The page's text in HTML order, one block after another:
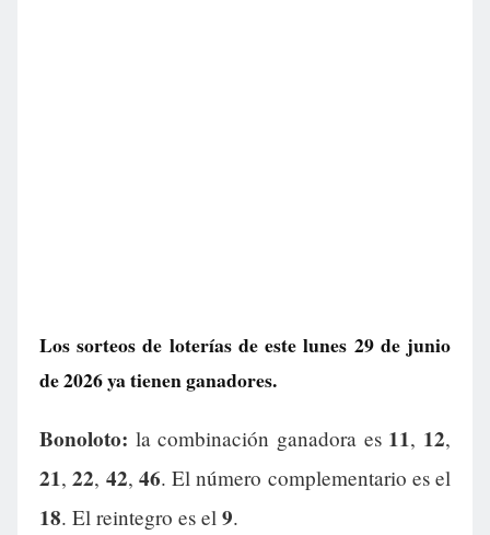
Los sorteos de loterías de este lunes 29 de junio
de 2026 ya tienen ganadores.
Bonoloto: la combinación ganadora es 11, 12,
21,22, 42, 46. El número complementario es el
18. El reintegro es el 9.